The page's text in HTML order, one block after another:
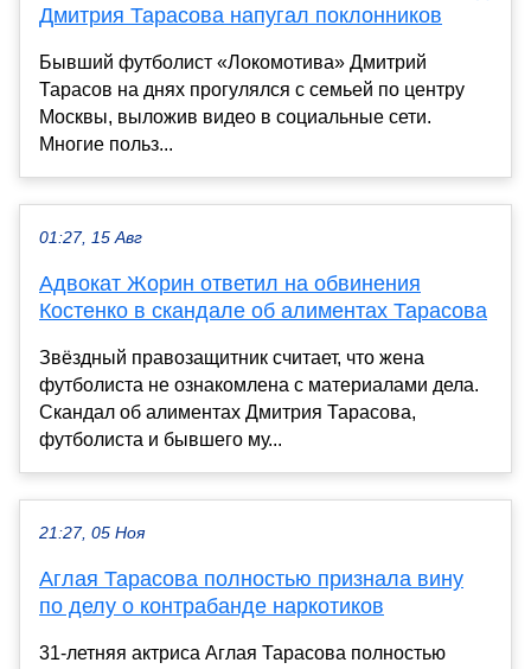
Дмитрия Тарасова напугал поклонников
Бывший футболист «Локомотива» Дмитрий
Тарасов на днях прогулялся с семьей по центру
Москвы, выложив видео в социальные сети.
Многие польз...
01:27, 15 Авг
Адвокат Жорин ответил на обвинения
Костенко в скандале об алиментах Тарасова
Звёздный правозащитник считает, что жена
футболиста не ознакомлена с материалами дела.
Скандал об алиментах Дмитрия Тарасова,
футболиста и бывшего му...
21:27, 05 Ноя
Аглая Тарасова полностью признала вину
по делу о контрабанде наркотиков
31-летняя актриса Аглая Тарасова полностью